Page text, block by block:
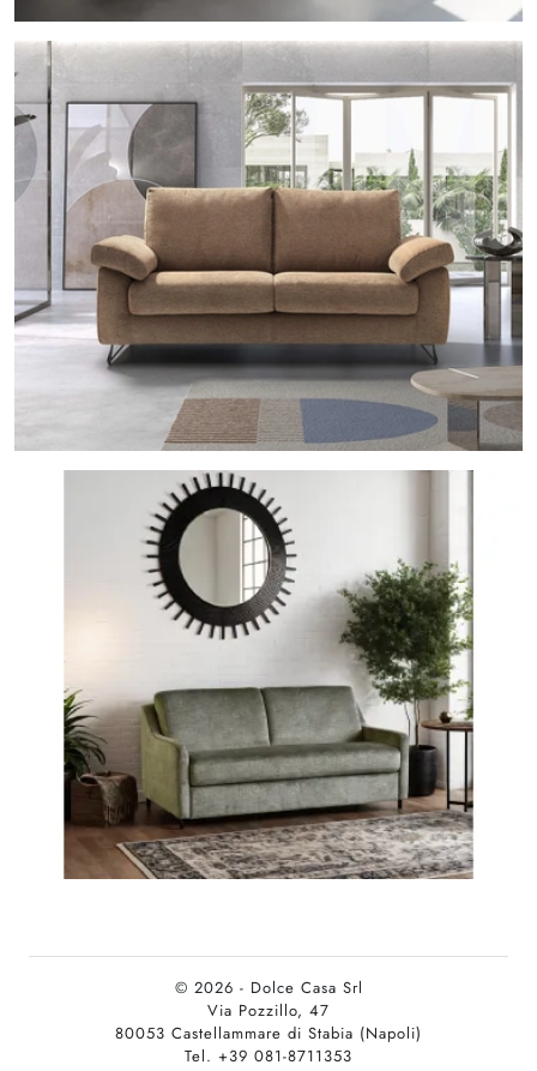
© 2026 - Dolce Casa Srl
Via Pozzillo, 47
80053 Castellammare di Stabia (Napoli)
Tel. +39 081-8711353